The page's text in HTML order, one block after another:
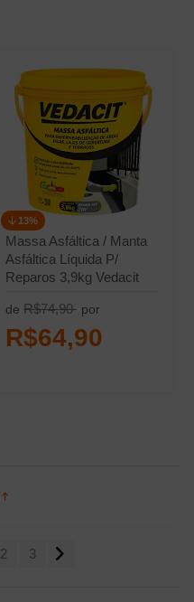
Massa Asfáltica / Manta
Asfáltica Líquida P/
Reparos 3,9kg Vedacit
de R$74,90
13%
por
R$64,90
2 3